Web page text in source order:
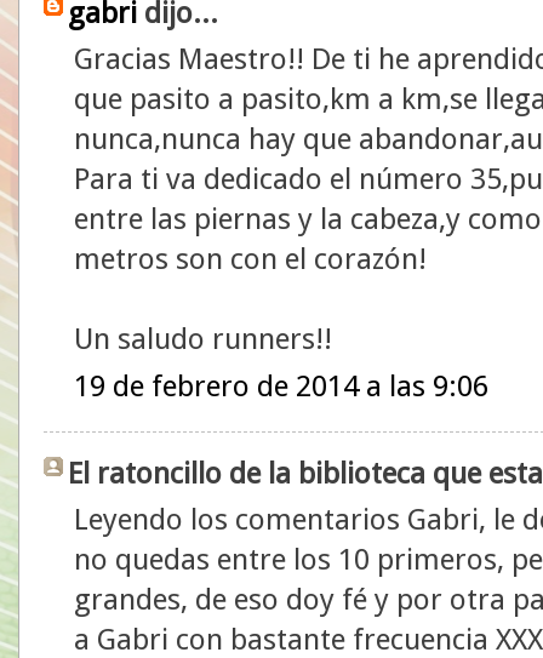
gabri dijo...
Gracias Maestro!! De ti he
que pasito a pasito,km a km,se
nunca,nunca hay que
Para ti va dedicado el número
entre las piernas y la cabeza,y
metros son con el corazón!
Un saludo runners!!
19 de febrero de 2014 a las 9:06
El ratoncillo de la biblioteca que
Leyendo los comentarios Gabri, le
no quedas entre los 10 primeros,
grandes, de eso doy fé y por otra
a Gabri con bastante frecuencia